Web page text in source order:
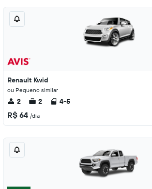
Renault Kwid
ou Pequeno similar
2 2 4-5
R$ 64 /dia